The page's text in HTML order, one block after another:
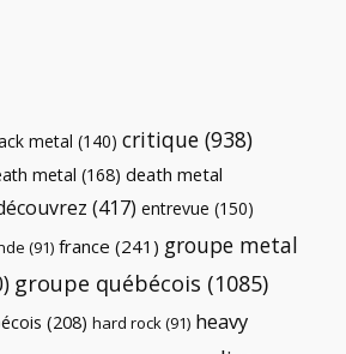
metal (140) critique (938)
metal (168) death metal
(417) entrevue (150)
(91) france (241) groupe metal
groupe québécois (1085)
(208) hard rock(91) heavy